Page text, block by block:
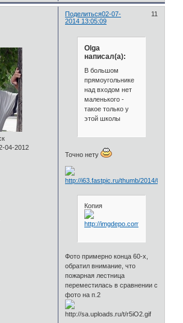
Поделиться 11
02-07-
2014 13:05:09
04-2012
Olga
написал(а):
В большом
прямоугольнике
над входом нет
маленького -
такое только у
этой школы
Точно нету
Копия
Фото примерно конца 60-х,
обратил внимание, что
пожарная лестница
переместилась в сравнении с
фото на п.2